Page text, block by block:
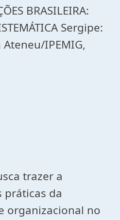
BRASILEIRA:
Sergipe:
IPEMIG,
trazer a
práticas da
organizacional no